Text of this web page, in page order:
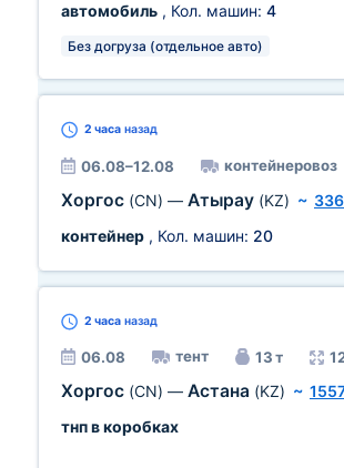
автомобиль , Кол. машин: 4
Без догруза (отдельное авто)
2 часа назад
06.08–12.08 контейнеровоз
Хоргос (CN) — Атырау (KZ) ~
контейнер , Кол. машин: 20
2 часа назад
06.08 тент 13 т
Хоргос (CN) — Астана (KZ) ~
тнп в коробках